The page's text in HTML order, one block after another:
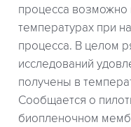
процесса возможно
температурах при
процесса. В целом
исследований
получены в
Сообщается о
биопленочном